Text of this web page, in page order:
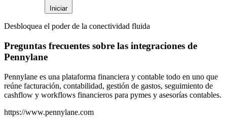
Iniciar
Desbloquea el poder de la conectividad fluida
Preguntas frecuentes sobre las integraciones de
Pennylane
Pennylane es una plataforma financiera y contable todo en uno que
reúne facturación, contabilidad, gestión de gastos, seguimiento de
cashflow y workflows financieros para pymes y asesorías contables.
https://www.pennylane.com